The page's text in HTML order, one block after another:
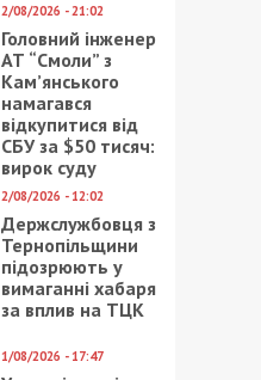
2/08/2026 - 21:02
Головний інженер
АТ “Смоли” з
Кам’янського
намагався
відкупитися від
СБУ за $50 тисяч:
вирок суду
2/08/2026 - 12:02
Держслужбовця з
Тернопільщини
підозрюють у
вимаганні хабаря
за вплив на ТЦК
1/08/2026 - 17:47